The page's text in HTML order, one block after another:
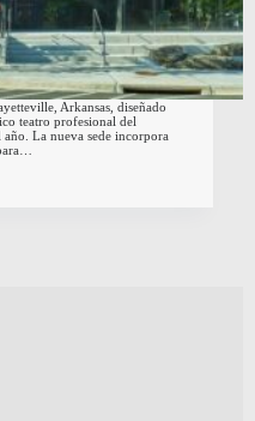
Arkansas, diseñado
teatro profesional del
La nueva sede incorpora